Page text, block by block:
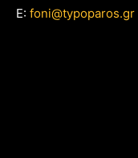
E: foni@typoparos.gr